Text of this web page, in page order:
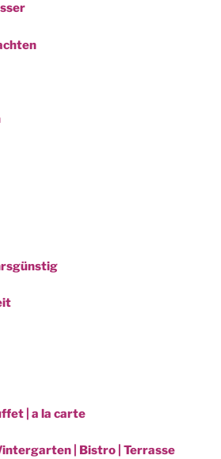
| a la carte
| Bistro | Terrasse